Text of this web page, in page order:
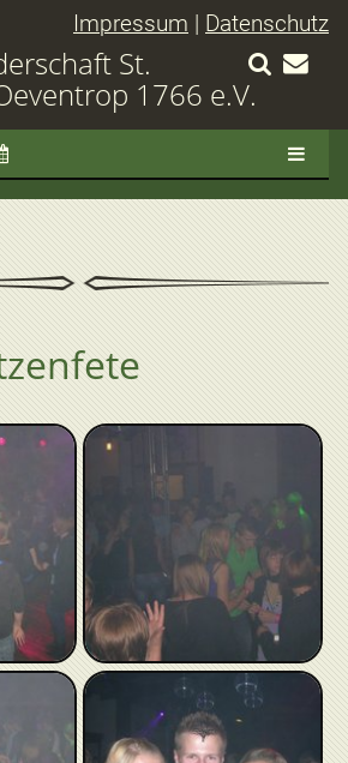
Impressum | Datenschutz
St.
1766 e.V.